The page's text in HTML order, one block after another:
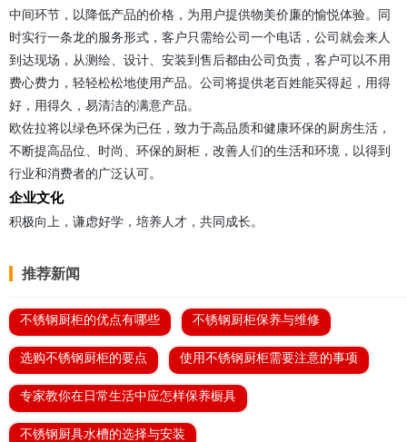
中间环节，以降低产品的价格，为用户提供物美价廉的愉悦体验。同
时实行一条龙的服务形式，客户只需给公司一个电话，公司就会来人
到达现场，从测绘、设计、安装到售后都由公司负责，客户可以不用
费心费力，轻轻松松地使用产品。公司将提供老百姓能买得起，用得
好，用得久，易清洁的满意产品。
欧佐拉将以绿色环保为已任，致力于高品质和健康环保的厨房生活，
不断提高品位、时尚、环保的厨柜，改善人们的生活和环境，以得到
行业和消费者的广泛认可。
企业文化
积极向上，谦虑好学，培养人才，共同成长。
推荐新闻
不锈钢厨柜的优点有哪些 不锈钢厨柜保养与维修
选购不锈钢厨柜的要点 使用不锈钢厨柜需要注意的事项
专家教你在日常生活中应怎样保养橱具
不锈钢厨具水槽的选择与安装